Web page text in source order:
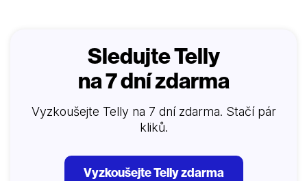
Sledujte Telly
na 7 dní zdarma
Vyzkoušejte Telly na 7 dní zdarma. Stačí pár
kliků.
Vyzkoušejte Telly zdarma